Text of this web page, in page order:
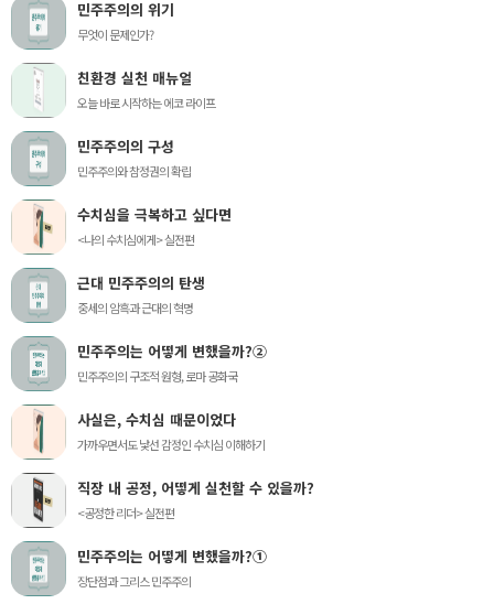
민주주의의 위기
무엇이 문제인가?
친환경 실천 매뉴얼
오늘 바로 시작하는 에코 라이프
민주주의의 구성
민주주의와 참정권의 확립
수치심을 극복하고 싶다면
<나의 수치심에게> 실전편
근대 민주주의의 탄생
중세의 암흑과 근대의 혁명
민주주의는 어떻게 변했을까?②
민주주의의 구조적 원형, 로마 공화국
사실은, 수치심 때문이었다
가까우면서도 낯선 감정인 수치심 이해하기
직장 내 공정, 어떻게 실천할 수 있을까?
<공정한 리더> 실전편
민주주의는 어떻게 변했을까?①
장단점과 그리스 민주주의